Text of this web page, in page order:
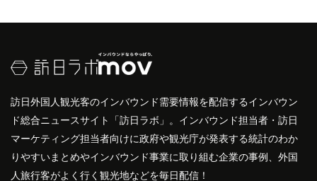
訪日外国人観光客のインバウンド需要情報を配信するインバウン
ド総合ニュースサイト「訪日ラボ」。インバウンド担当者・訪日
マーケティング担当者向けに政府や観光庁が発表する統計のわか
りやすいまとめやインバウンド事業に取り組む企業の事例、外国
人旅行客がよく行く観光地などを毎日配信！